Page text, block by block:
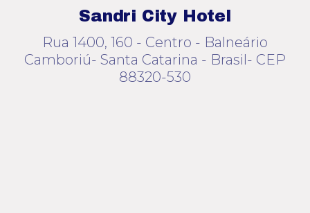
Sandri City Hotel
Rua 1400, 160 - Centro - Balneário
Camboriú- Santa Catarina - Brasil- CEP
88320-530